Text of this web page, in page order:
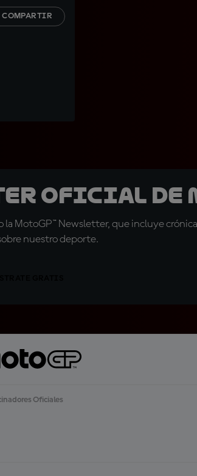
COMPARTIR
oficial de
MotoGP™ Newsletter, que incluye
nuestro deporte.
Oficiales